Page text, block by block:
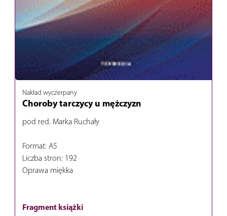
Nakład wyczerpany
Choroby tarczycy u mężczyzn
pod red. Marka Ruchały
Format: A5
Liczba stron: 192
Oprawa miękka
Fragment książki